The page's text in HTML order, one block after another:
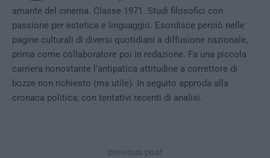
amante del cinema. Classe 1971. Studi filosofici con
passione per estetica e linguaggio. Esordisce perciò nelle
pagine culturali di diversi quotidiani a diffusione nazionale,
prima come collaboratore poi in redazione. Fa una piccola
carriera nonostante l’antipatica attitudine a correttore di
bozze non richiesto (ma utile). In seguito approda alla
cronaca politica, con tentativi recenti di analisi.
previous post